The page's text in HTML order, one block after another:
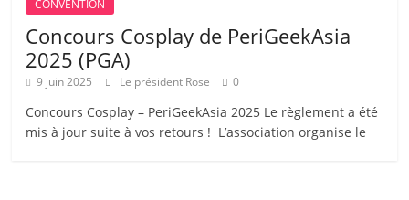
CONVENTION
Concours Cosplay de PeriGeekAsia
2025 (PGA)
9 juin 2025 Le président Rose 0
Concours Cosplay – PeriGeekAsia 2025 Le règlement a été
mis à jour suite à vos retours ! L’association organise le